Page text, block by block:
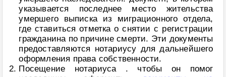
указывается последнее место жительства
умершего выписка из миграционного отдела,
где ставиться отметка о снятии с регистрации
гражданина по причине смерти. Эти документы
предоставляются нотариусу для дальнейшего
оформления права собственности.
Посещение нотариуса . чтобы он помог